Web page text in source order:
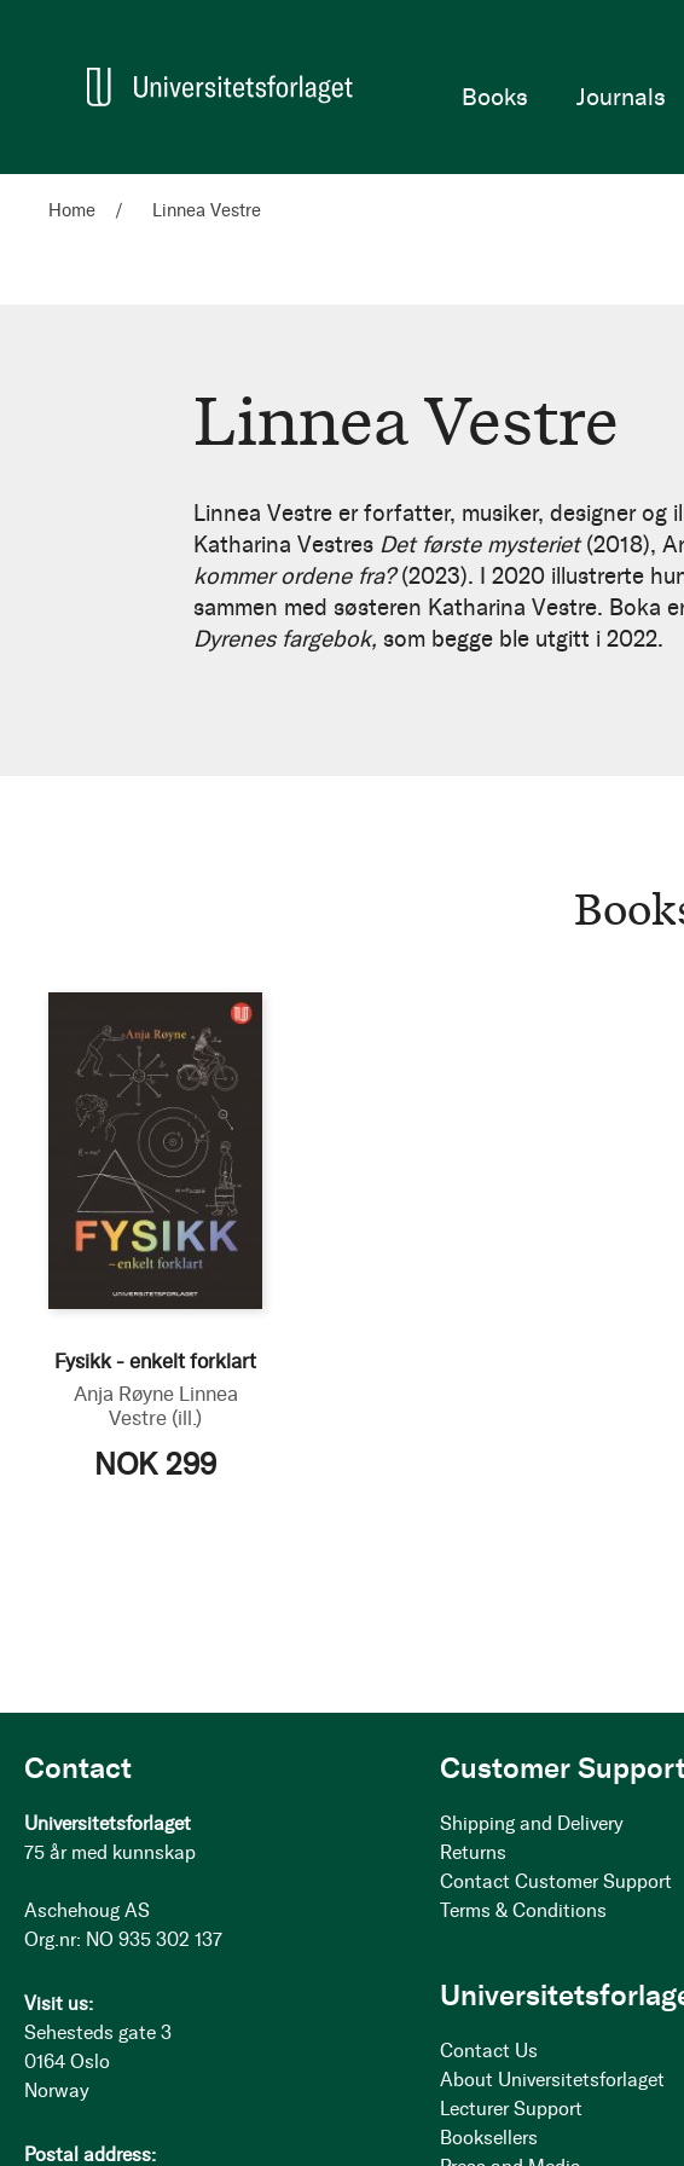
Home
Books Journals
Home Linnea Vestre
Linnea
Vestre
Linnea Vestre
Linnea Vestre er forfatter, musiker, designer
Katharina Vestres Det første mysteriet(2018),
kommer ordene fra?(2023). I 2020 illustrerte
sammen med søsteren Katharina Vestre. Boka
Dyrenes fargebok, som begge ble utgitt i 2022.
Fysikk - enkelt forklart
Anja Røyne Linnea
Vestre (ill.)
NOK 299
Contact
Universitetsforlaget
75 år med kunnskap
Aschehoug AS
Org.nr: NO 935 302 137
Visit us:
Sehesteds gate 3
0164 Oslo
Norway
Postal address:
Customer
Shipping and Delivery
Returns
Contact Customer Support
Terms & Conditions
Contact Us
About Universitetsforlaget
Lecturer Support
Booksellers